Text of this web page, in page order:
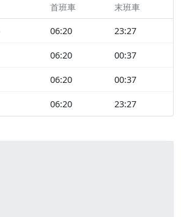
首班車 末班車
06:20 23:27
06:20 00:37
06:20 00:37
06:20 23:27